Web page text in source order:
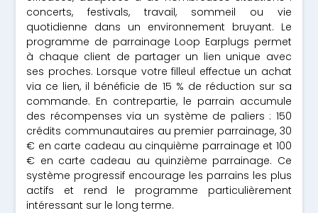
concerts, festivals, travail, sommeil ou vie
quotidienne dans un environnement bruyant. Le
programme de parrainage Loop Earplugs permet
à chaque client de partager un lien unique avec
ses proches. Lorsque votre filleul effectue un achat
via ce lien, il bénéficie de 15 % de réduction sur sa
commande. En contrepartie, le parrain accumule
des récompenses via un système de paliers : 150
crédits communautaires au premier parrainage, 30
€ en carte cadeau au cinquième parrainage et 100
€ en carte cadeau au quinzième parrainage. Ce
système progressif encourage les parrains les plus
actifs et rend le programme particulièrement
intéressant sur le long terme.